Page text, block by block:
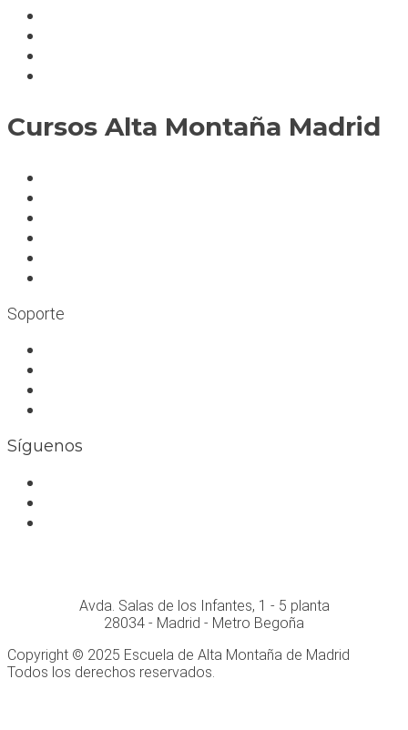
Cursos Alta Montaña Madrid
Soporte
Síguenos
Avda. Salas de los Infantes, 1 - 5 planta
28034 - Madrid - Metro Begoña
Copyright © 2025 Escuela de Alta Montaña de Madrid
Todos los derechos reservados.